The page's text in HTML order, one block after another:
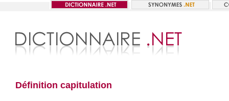
Définition capitulation